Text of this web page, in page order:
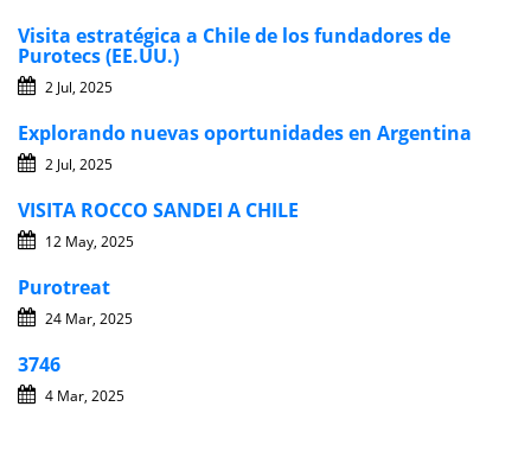
Visita estratégica a Chile de los fundadores de
Purotecs (EE.UU.)
2 Jul, 2025
Explorando nuevas oportunidades en Argentina
2 Jul, 2025
VISITA ROCCO SANDEI A CHILE
12 May, 2025
Purotreat
24 Mar, 2025
3746
4 Mar, 2025